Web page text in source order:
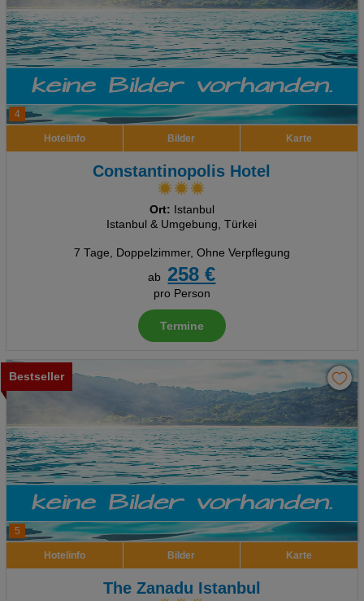
4
Hotelinfo Bilder Karte
Constantinopolis Hotel
Ort: Istanbul
Istanbul & Umgebung, Türkei
7 Tage, Doppelzimmer, Ohne Verpflegung
ab
258 €
pro Person
Termine
5
Bestseller
Hotelinfo Bilder Karte
The Zanadu Istanbul